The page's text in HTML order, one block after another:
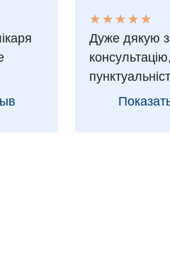
★
★
★
★
★
★ ★ ★ ★ ★
Дуже дякую